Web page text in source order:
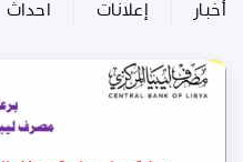
أخبار إعلانات احداث